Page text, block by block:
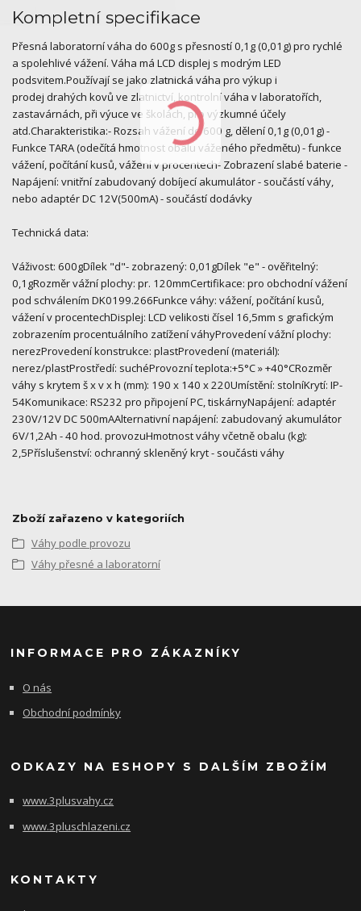
Kompletní specifikace
Přesná laboratorní váha do 600g s přesností 0,1g (0,01g) pro rychlé
a spolehlivé vážení. Váha má LCD displej s modrým LED
podsvitem.Používají se jako zlatnická váha pro výkup i
prodej drahých kovů ve zlatnictví, kontrolní váha v laboratořích,
zastavárnách, při výuce ve školách, pro výzkumné účely
atd.Charakteristika:- Rozsah vážení do 600 g, dělení 0,1g (0,01g) -
Funkce TARA (odečítá hmotnost obalu váženého předmětu) - funkce
vážení, počítání kusů, vážení v procentech- Zobrazení slabé baterie -
Napájení: vnitřní zabudovaný dobíjecí akumulátor - součástí váhy,
nebo adaptér DC 12V(500mA) - součástí dodávky
Technická data:
Váživost: 600gDílek "d"- zobrazený: 0,01gDílek "e" - ověřitelný:
0,1gRozměr vážní plochy: pr. 120mmCertifikace: pro obchodní vážení
pod schválením DK0199.266Funkce váhy: vážení, počítání kusů,
vážení v procentechDisplej: LCD velikosti čísel 16,5mm s grafickým
zobrazením procentuálního zatížení váhyProvedení vážní plochy:
nerezProvedení konstrukce: plastProvedení (materiál):
nerez/plastProstředí: suchéProvozní teplota:+5°C » +40°CRozměr
váhy s krytem š x v x h (mm): 190 x 140 x 220Umístění: stolníKrytí: IP-
54Komunikace: RS232 pro připojení PC, tiskárnyNapájení: adaptér
230V/12V DC 500mAAlternativní napájení: zabudovaný akumulátor
6V/1,2Ah - 40 hod. provozuHmotnost váhy včetně obalu (kg):
2,5Příslušenství: ochranný skleněný kryt - součásti váhy
Zboží zařazeno v kategoriích
Váhy podle provozu
Váhy přesné a laboratorní
INFORMACE PRO ZÁKAZNÍKY
O nás
Obchodní podmínky
ODKAZY NA ESHOPY S DALŠÍM ZBOŽÍM
www.3plusvahy.cz
www.3pluschlazeni.cz
KONTAKTY